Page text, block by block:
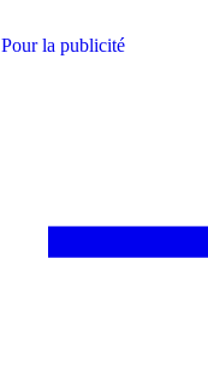
Pour la publicité